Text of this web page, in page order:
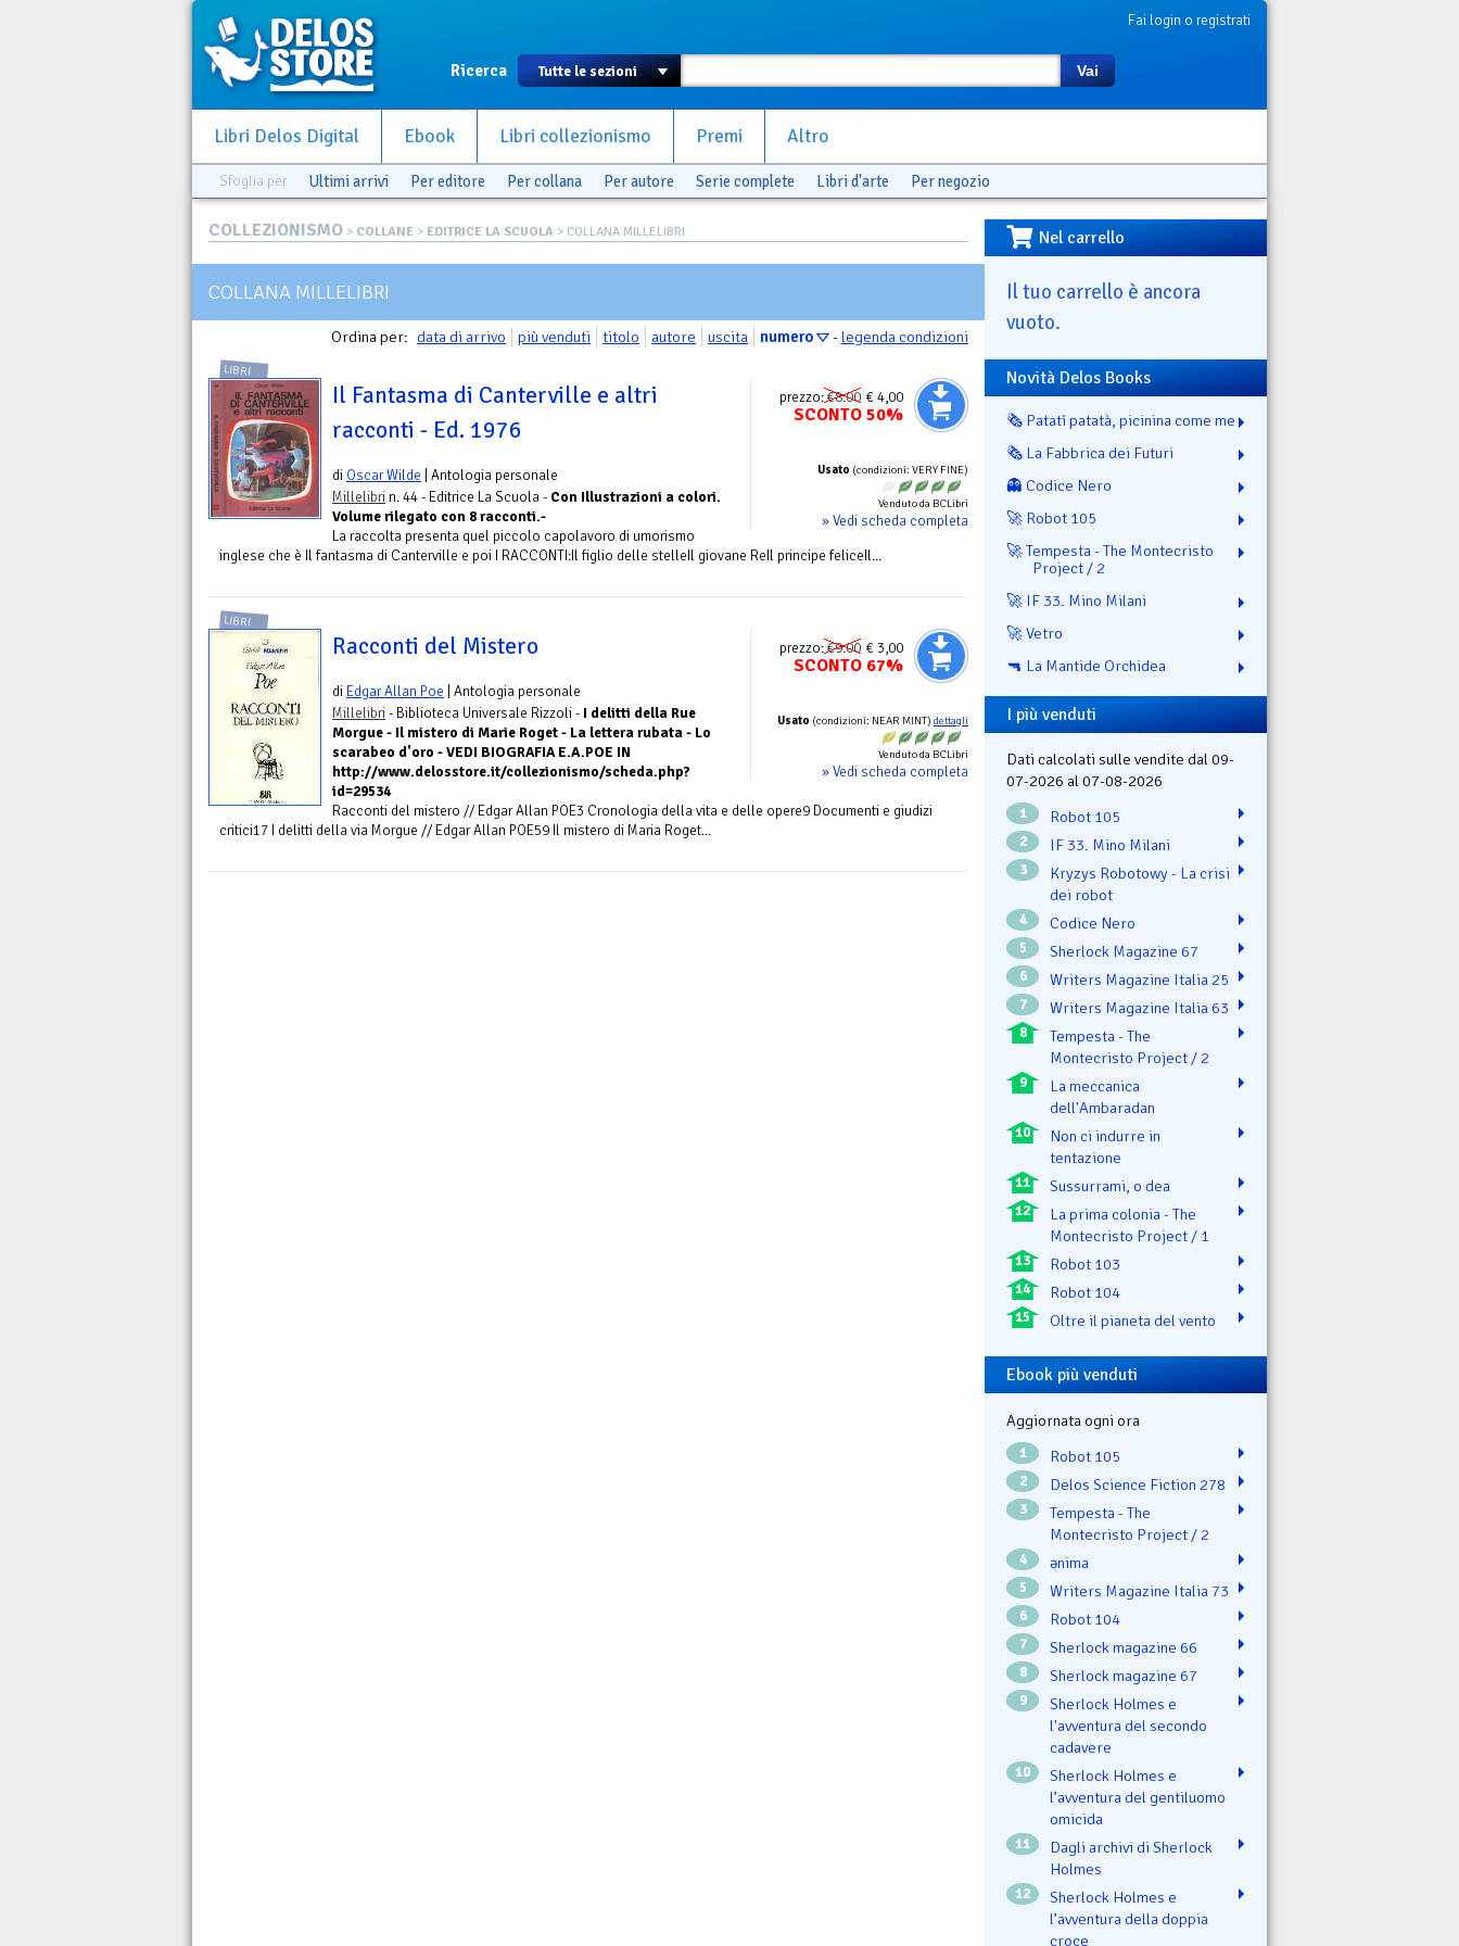
Fai login o registrati
Ricerca Vai
Libri Delos Digital Ebook Libri collezionismo Premi Altro
Sfoglia per Ultimi arrivi Per editore Per collana Per autore Serie complete Libri d'arte Per negozio
COLLEZIONISMO > COLLANE > EDITRICE LA SCUOLA > COLLANA MILLELIBRI
COLLANA MILLELIBRI
Ordina per: data di arrivo più venduti titolo autore uscita numero -legenda condizioni
prezzo:€8.00 € 4,00
SCONTO 50%
Usato (condizioni: VERY FINE)
Venduto da BCLibri
» Vedi scheda completa
LIBRI
Il Fantasma di Canterville e altri
racconti - Ed. 1976
di Oscar Wilde | Antologia personale
Millelibri n. 44 - Editrice La Scuola - Con Illustrazioni a colori.
Volume rilegato con 8 racconti.-
La raccolta presenta quel piccolo capolavoro di umorismo
inglese che è Il fantasma di Canterville e poi I RACCONTI:Il figlio delle stelleIl giovane ReIl principe feliceIl...
prezzo:€9.00 € 3,00
SCONTO 67%
Usato (condizioni: NEAR MINT) dettagli
Venduto da BCLibri
» Vedi scheda completa
LIBRI
Racconti del Mistero
di Edgar Allan Poe | Antologia personale
Millelibri - Biblioteca Universale Rizzoli - I delitti della Rue
Morgue - Il mistero di Marie Roget - La lettera rubata - Lo
scarabeo d'oro - VEDI BIOGRAFIA E.A.POE IN
http://www.delosstore.it/collezionismo/scheda.php?
id=29534
Racconti del mistero // Edgar Allan POE3 Cronologia della vita e delle opere9 Documenti e giudizi
critici17 I delitti della via Morgue // Edgar Allan POE59 Il mistero di Maria Roget...
Nel carrello
Il tuo carrello è ancora
vuoto.
Novità Delos Books
🗞️ Patatì patatà, picinina come me
🗞️ La Fabbrica dei Futuri
👻 Codice Nero
🚀 Robot 105
🚀 Tempesta - The Montecristo
Project / 2
🚀 IF 33. Mino Milani
🚀 Vetro
🔫 La Mantide Orchidea
I più venduti
Dati calcolati sulle vendite dal 09-
07-2026 al 07-08-2026
1 Robot 105
2 IF 33. Mino Milani
3
Kryzys Robotowy - La crisi
dei robot
4 Codice Nero
5 Sherlock Magazine 67
6 Writers Magazine Italia 25
7 Writers Magazine Italia 63
8
Tempesta - The
Montecristo Project / 2
9
La meccanica
dell'Ambaradan
10
Non ci indurre in
tentazione
11 Sussurrami, o dea
12
La prima colonia - The
Montecristo Project / 1
13 Robot 103
14 Robot 104
15 Oltre il pianeta del vento
Ebook più venduti
Aggiornata ogni ora
1 Robot 105
2 Delos Science Fiction 278
3
Tempesta - The
Montecristo Project / 2
4 ənima
5 Writers Magazine Italia 73
6 Robot 104
7 Sherlock magazine 66
8 Sherlock magazine 67
9
Sherlock Holmes e
l'avventura del secondo
cadavere
10
Sherlock Holmes e
l’avventura del gentiluomo
omicida
11
Dagli archivi di Sherlock
Holmes
12
Sherlock Holmes e
l’avventura della doppia
croce